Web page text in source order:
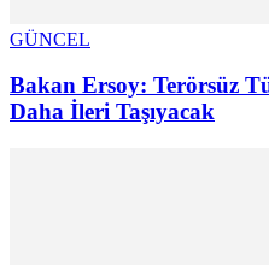
GÜNCEL
Bakan Ersoy: Terörsüz
Daha İleri Taşıyacak